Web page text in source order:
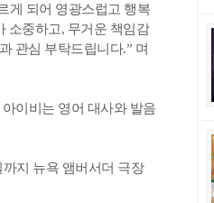
게 되어 영광스럽고 행복
소중하고, 무거운 책임감
관심 부탁드립니다.” 며
이비는 영어 대사와 발음
지 뉴욕 앰버서더 극장